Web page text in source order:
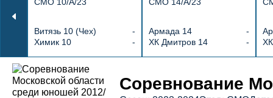
Витязь 10 (Чех)
-
Химик 10
-
Армада 14
-
ХК Дмитров 14
-
Протокол и события матча Витязь
Соревнование